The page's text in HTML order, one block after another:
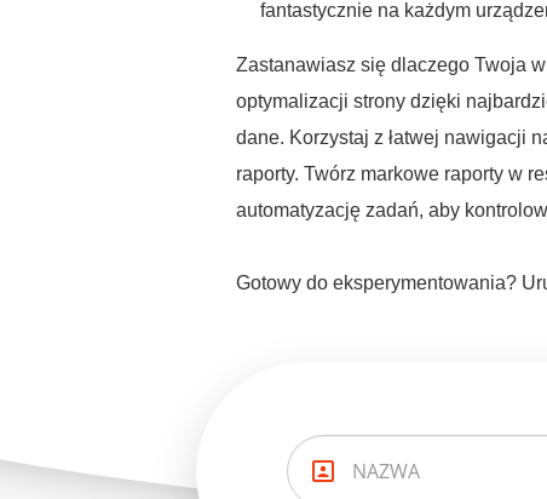
fantastycznie na każdym
Zastanawiasz się dlaczego Twoja
optymalizacji strony dzięki
dane. Korzystaj z łatwej nawigacji
raporty. Twórz markowe raporty w
automatyzację zadań, aby
Gotowy do eksperymentowania?